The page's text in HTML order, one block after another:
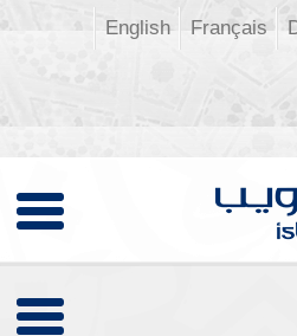
Français
English